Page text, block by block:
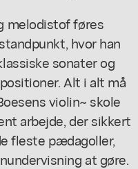
melodistof føres
hvor han
sonater og
Alt i alt må
violin~ skole
arbejde, der sikkert
fleste pædagoller,
at gøre.